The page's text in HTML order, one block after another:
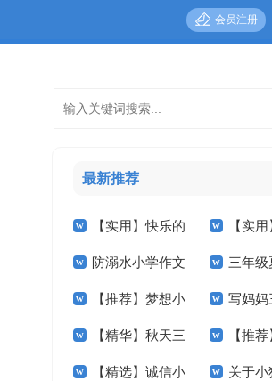
会员注册
最新推荐
【实用】快乐的
小学作文300字4篇
【实
学作文
防溺水小学作文
400字三篇
三年级
作文
【推荐】梦想小
学作文300字4篇
写妈妈
文
【精华】秋天三
年级作文汇编八篇
【推
的春天作
【精选】诚信小 关于小